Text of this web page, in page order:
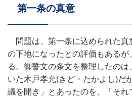
第一条の真意
問題は、第一条に込められた真
の下地になったとの評価もある
る。御誓文の条文を整理したの
いた木戸孝允(きど・たかよし)だ
議を開き」とあったのを、「そ